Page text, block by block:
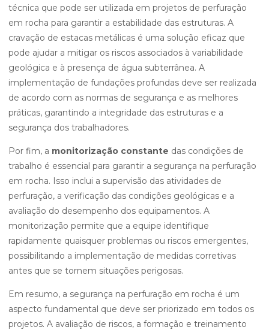
técnica que pode ser utilizada em projetos de perfuração
em rocha para garantir a estabilidade das estruturas. A
cravação de estacas metálicas é uma solução eficaz que
pode ajudar a mitigar os riscos associados à variabilidade
geológica e à presença de água subterrânea. A
implementação de fundações profundas deve ser realizada
de acordo com as normas de segurança e as melhores
práticas, garantindo a integridade das estruturas e a
segurança dos trabalhadores.
Por fim, a monitorização constante das condições de
trabalho é essencial para garantir a segurança na perfuração
em rocha. Isso inclui a supervisão das atividades de
perfuração, a verificação das condições geológicas e a
avaliação do desempenho dos equipamentos. A
monitorização permite que a equipe identifique
rapidamente quaisquer problemas ou riscos emergentes,
possibilitando a implementação de medidas corretivas
antes que se tornem situações perigosas.
Em resumo, a segurança na perfuração em rocha é um
aspecto fundamental que deve ser priorizado em todos os
projetos. A avaliação de riscos, a formação e treinamento